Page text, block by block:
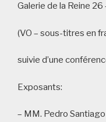
Galerie de la Reine
(VO – sous-titres en
suivie d’une
Exposants:
– MM. Pedro